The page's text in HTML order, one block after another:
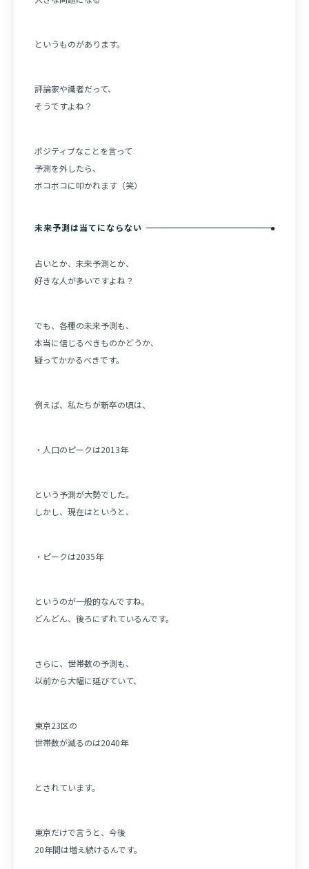
というものがあります。
評論家や識者だって、
そうですよね？
ポジティブなことを言って
予測を外したら、
ボコボコに叩かれます（笑）
未来予測は当てにならない
占いとか、未来予測とか、
好きな人が多いですよね？
でも、各種の未来予測も、
本当に信じるべきものかどうか、
疑ってかかるべきです。
例えば、私たちが新卒の頃は、
・人口のピークは2013年
という予測が大勢でした。
しかし、現在はというと、
・ピークは2035年
というのが一般的なんですね。
どんどん、後ろにずれているんです。
さらに、世帯数の予測も、
以前から大幅に延びていて、
東京23区の
世帯数が減るのは2040年
とされています。
東京だけで言うと、今後
20年間は増え続けるんです。